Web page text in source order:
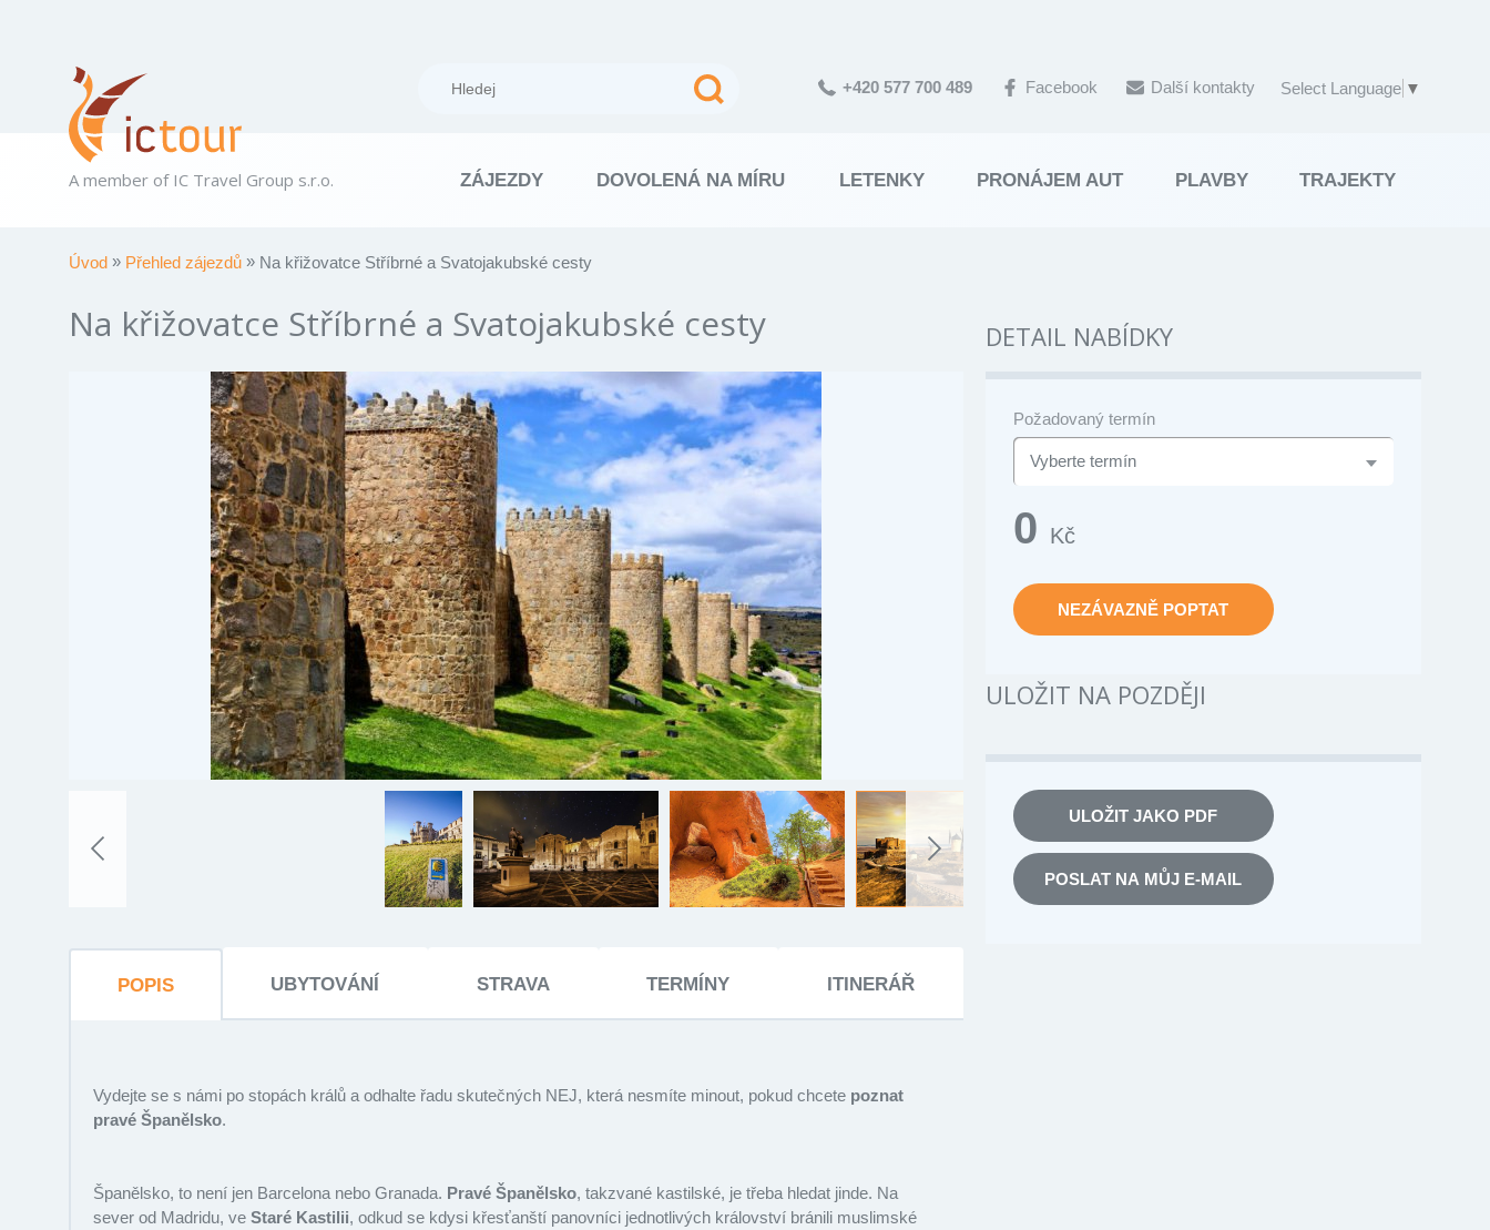
A member of IC Travel Group s.r.o. ZÁJEZDY DOVOLENÁ NA MÍRU LETENKY PRONÁJEM AUT PLAVBY TRAJEKTY
+420 577 700 489 Facebook Další kontakty Select Language ▼
Úvod Přehled zájezdů Na křižovatce Stříbrné a Svatojakubské cesty
Na křižovatce Stříbrné a Svatojakubské cesty
POPIS UBYTOVÁNÍ STRAVA TERMÍNY ITINERÁŘ
Vydejte se s námi po stopách králů a odhalte řadu skutečných NEJ, která nesmíte minout, pokud chcete poznat
pravé Španělsko.
Španělsko, to není jen Barcelona nebo Granada. Pravé Španělsko, takzvané kastilské, je třeba hledat jinde. Na
sever od Madridu, ve Staré Kastilii, odkud se kdysi křesťanští panovníci jednotlivých království bránili muslimské
DETAIL NABÍDKY
Požadovaný termín
0 Kč
NEZÁVAZNĚ POPTAT
ULOŽIT NA POZDĚJI
ULOŽIT JAKO PDF
POSLAT NA MŮJ E-MAIL